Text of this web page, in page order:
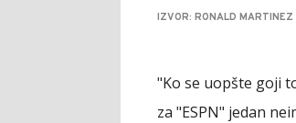
IZVOR: RONALD
"Ko se uopšte goji
za "ESPN" jedan